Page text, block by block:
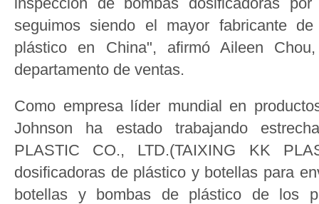
seguimos siendo el mayor fabricante
plástico en China", afirmó Aileen
departamento de ventas.
Como empresa líder mundial en
Johnson ha estado trabajando
PLASTIC CO., LTD.(TAIXING KK
dosificadoras de plástico y botellas para
botellas y bombas de plástico de los